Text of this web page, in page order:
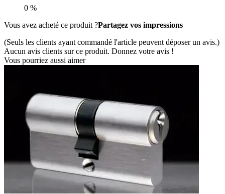
0 %
Vous avez acheté ce produit ?Partagez vos impressions
(Seuls les clients ayant commandé l'article peuvent déposer un avis.)
Aucun avis clients sur ce produit. Donnez votre avis !
Vous pourriez aussi aimer